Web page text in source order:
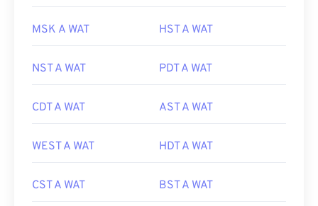
MSK A WAT HST A WAT
NST A WAT PDT A WAT
CDT A WAT AST A WAT
WEST A WAT HDT A WAT
CST A WAT BST A WAT